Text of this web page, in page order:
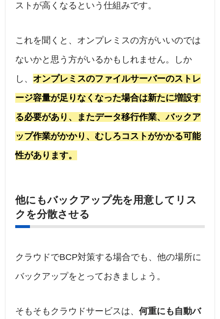
ストが高くなるという仕組みです。
これを聞くと、オンプレミスの方がいいのでは
ないかと思う方がいるかもしれません。しか
し、 オンプレミスのファイルサーバーのストレ
ージ容量が足りなくなった場合は新たに増設す
る必要があり、またデータ移行作業、バックア
ップ作業がかかり、むしろコストがかかる可能
性があります。
他にもバックアップ先を用意してリス
クを分散させる
クラウドでBCP対策する場合でも、他の場所に
バックアップをとっておきましょう。
そもそもクラウドサービスは、 何重にも自動バ